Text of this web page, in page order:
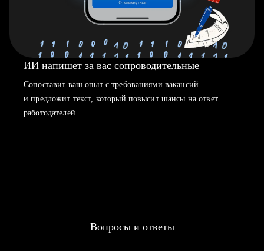
ИИ напишет за вас сопроводительные
Сопоставит ваш опыт с требованиями вакансий
и предложит текст, который повысит шансы на ответ
работодателей
Вопросы и ответы